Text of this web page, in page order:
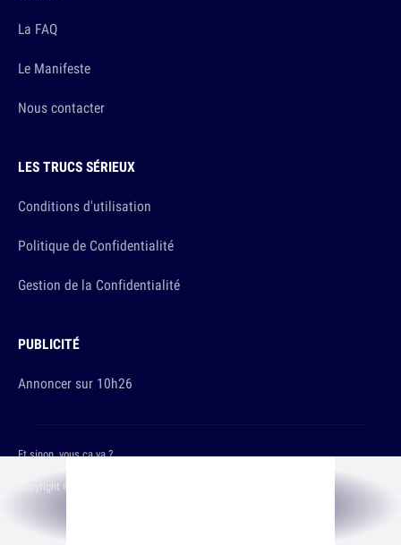
La FAQ
Le Manifeste
Nous contacter
LES TRUCS SÉRIEUX
Conditions d'utilisation
Politique de Confidentialité
Gestion de la Confidentialité
PUBLICITÉ
Annoncer sur 10h26
Copyright © 2026 The Original Publishing Studio
Et sinon, vous ça va ?